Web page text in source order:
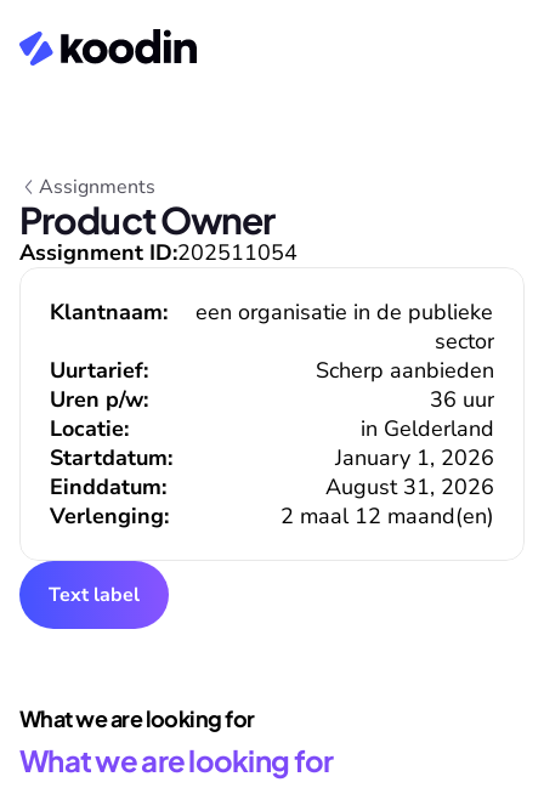
Assignments
Product Owner
Assignment ID:202511054
Klantnaam:
een organisatie in de publieke
sector
Uurtarief:
Scherp aanbieden
36 uur
Uren p/w:
Locatie:
in Gelderland
Verlenging: 2 maal 12 maand(en)
Einddatum: August 31, 2026
Startdatum: January 1, 2026
Text label
What we are looking for
What we are looking for